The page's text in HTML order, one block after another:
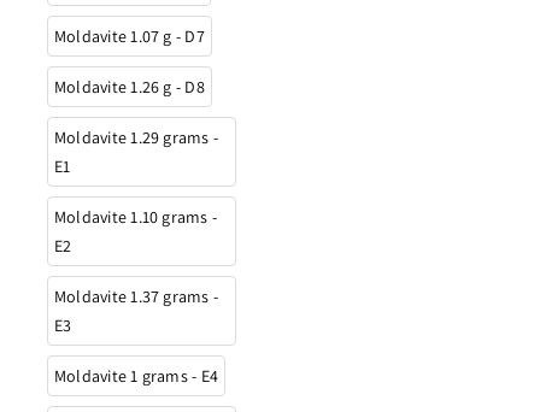
Moldavite 1.07 g - D7
Moldavite 1.26 g - D8
Moldavite 1.29 grams -
E1
Moldavite 1.10 grams -
E2
Moldavite 1.37 grams -
E3
Moldavite 1 grams - E4